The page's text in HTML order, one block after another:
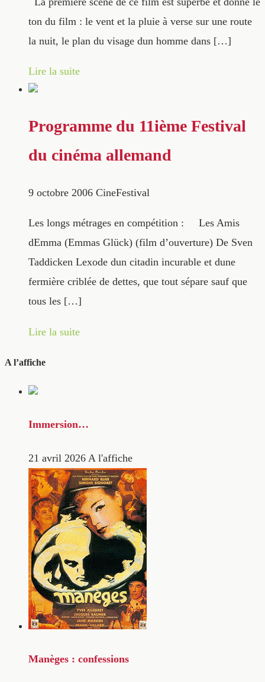
ton du film : le vent et la pluie à verse sur une route
la nuit, le plan du visage dun homme dans […]
Lire la suite
Programme du 11ième Festival
du cinéma allemand
9 octobre 2006 CineFestival
Les longs métrages en compétition : Les Amis
dEmma (Emmas Glück) (film d’ouverture) De Sven
Taddicken Lexode dun citadin incurable et dune
fermière criblée de dettes, que tout sépare sauf que
tous les […]
Lire la suite
A l’affiche
Immersion…
21 avril 2026 A l'affiche
Manèges : confessions